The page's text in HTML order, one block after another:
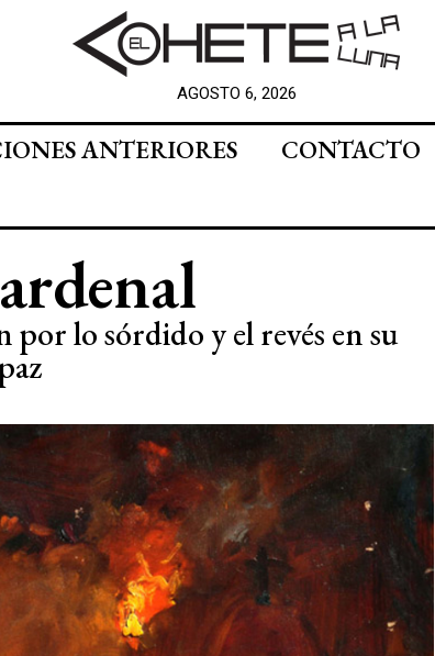
AGOSTO 6, 2026
ANTERIORES
CONTACTO
lo sórdido y el revés en su